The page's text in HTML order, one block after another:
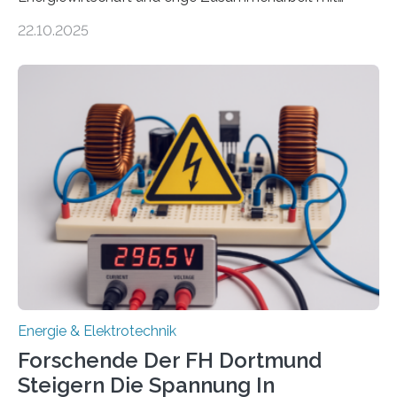
neuen EU-geförderten Transfer-Projekte zu
Energietechnologien werden vom Europäischen
Sozialfonds Plus (ESF+) gefördert – mit einer
Gesamtsumme von mehr als zwei Millionen Euro.
Damit zählt die Hochschule zu den großen
Gewinnerinnen der aktuellen Förderrunde des
Bayerischen Wissenschaftsministeriums. Im
Mittelpunkt steht der direkte Wissenstransfer: Neue
wissenschaftliche Erkenntnisse sollen rasch in die
22.10.2025
Energie & Elektrotechnik
Forschende Der FH Dortmund
Steigern Die Spannung In